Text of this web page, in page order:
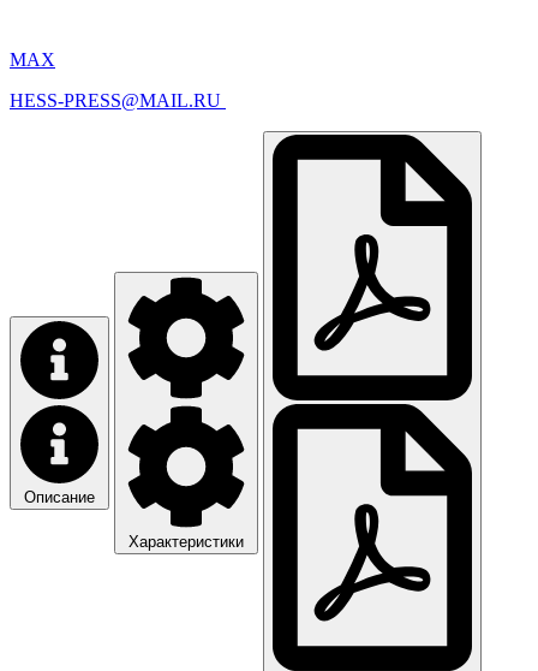
MAX
HESS-PRESS@MAIL.RU
Описание
Характеристики